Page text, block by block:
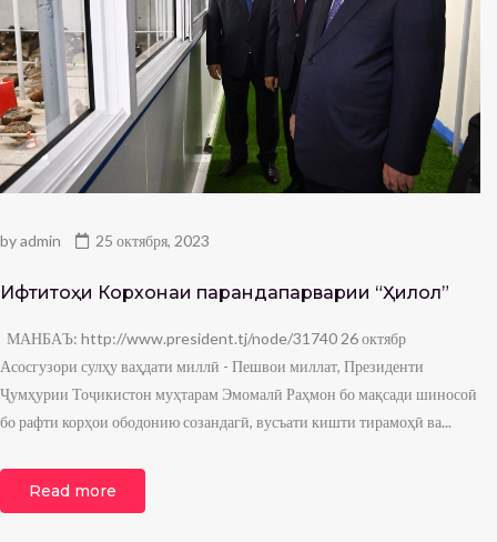
byadmin 25 октября, 2023
Ифтитоҳи Корхонаи парандапарварии “Ҳилол”
МАНБАЪ: http://www.president.tj/node/31740 26 октябр
Асосгузори сулҳу ваҳдати миллӣ - Пешвои миллат, Президенти
Ҷумҳурии Тоҷикистон муҳтарам Эмомалӣ Раҳмон бо мақсади шиносоӣ
бо рафти корҳои ободонию созандагӣ, вусъати кишти тирамоҳӣ ва...
Read more